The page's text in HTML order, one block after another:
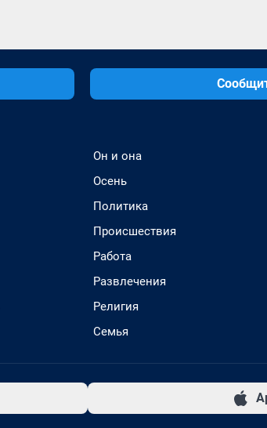
Он и она
Осень
Политика
Происшествия
Работа
Развлечения
Религия
Семья